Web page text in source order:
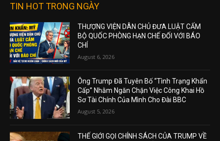
TIN HOT TRONG NGÀY
THƯỢNG VIỆN DÂN CHỦ ĐƯA LUẬT CẤM
BỘ QUỐC PHÒNG HẠN CHẾ ĐỐI VỚI BÁO
CHÍ
August 6, 2026
Ông Trump Đã Tuyên Bố “Tình Trạng Khẩn
Cấp” Nhằm Ngăn Chặn Việc Công Khai Hồ
Sơ Tài Chính Của Mình Cho Đài BBC
August 5, 2026
THẾ GIỚI GỌI CHÍNH SÁCH CỦA TRUMP VỀ